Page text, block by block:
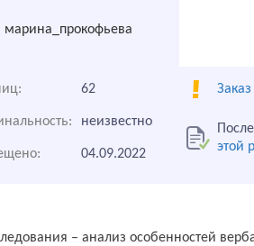
марина_прокофьева
62
неизвестно
этой
04.09.2022
– анализ особенностей